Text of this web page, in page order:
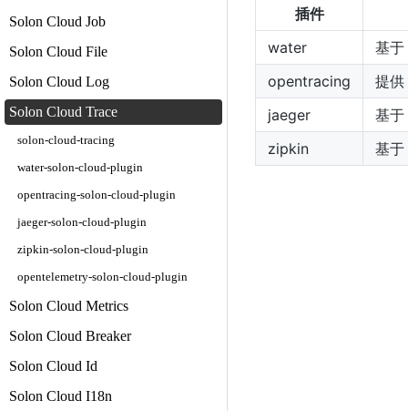
Solon Cloud Job
Solon Cloud File
Solon Cloud Log
Solon Cloud Trace
solon-cloud-tracing
water-solon-cloud-plugin
opentracing-solon-cloud-plugin
jaeger-solon-cloud-plugin
zipkin-solon-cloud-plugin
opentelemetry-solon-cloud-plugin
Solon Cloud Metrics
Solon Cloud Breaker
Solon Cloud Id
Solon Cloud I18n
插件
water
基
opentracing
提
jaeger
基
zipkin
基